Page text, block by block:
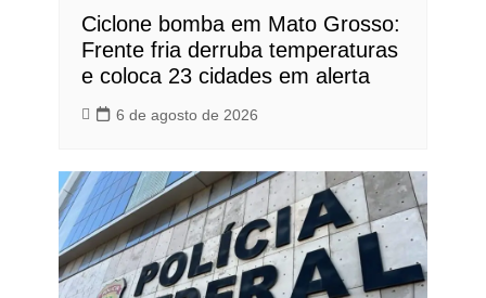
Ciclone bomba em Mato Grosso:
Frente fria derruba temperaturas
e coloca 23 cidades em alerta
6 de agosto de 2026